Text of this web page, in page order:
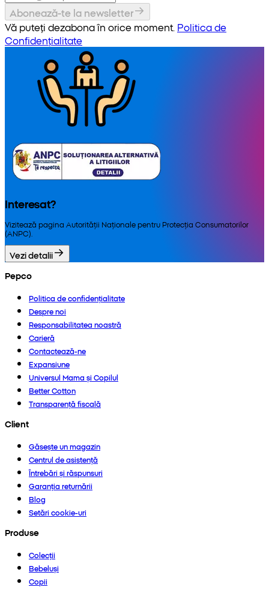
Abonează-te la newsletter
Vă puteți dezabona în orice moment. Politica de
Confidențialitate
Interesat?
Vizitează pagina Autorității Naționale pentru Protecția Consumatorilor
(ANPC).
Vezi detalii
Pepco
Politica de confidențialitate
Despre noi
Responsabilitatea noastră
Carieră
Contactează-ne
Expansiune
Universul Mama și Copilul
Better Cotton
Transparență fiscală
Client
Găsește un magazin
Centrul de asistență
Întrebări și răspunsuri
Garanția returnării
Blog
Setări cookie-uri
Produse
Colecții
Bebeluși
Copii